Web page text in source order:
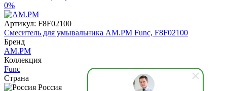
0%
Артикул: F8F02100
Смеситель для умывальника AM.PM Func, F8F02100
Бренд
AM.PM
Коллекция
Func
Страна
Россия